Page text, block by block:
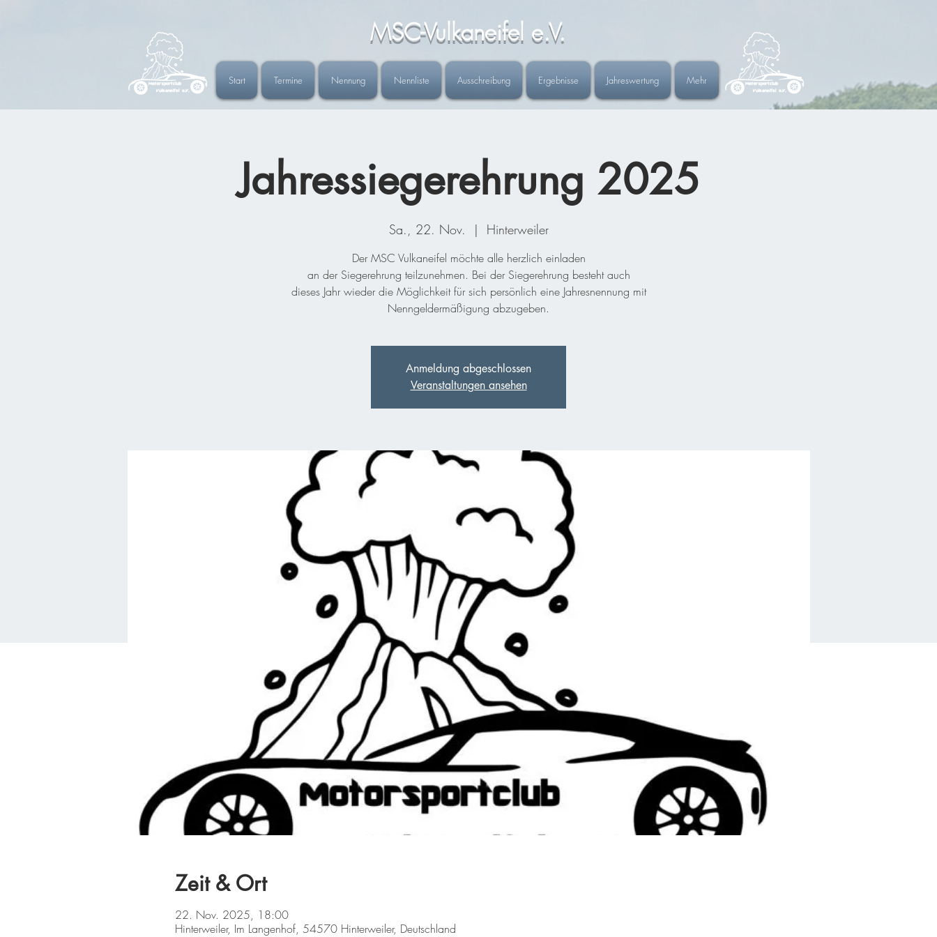
MSC-Vulkaneifel e.V.
Start Termine Nennung Nennliste Ausschreibung Ergebnisse Jahreswertung Mehr
Jahressiegerehrung 2025
Sa., 22. Nov.
  |
Hinterweiler
Der MSC Vulkaneifel möchte alle herzlich einladen
an der Siegerehrung teilzunehmen. Bei der Siegerehrung besteht auch
dieses Jahr wieder die Möglichkeit für sich persönlich eine Jahresnennung mit
Anmeldung abgeschlossen
Veranstaltungen ansehen
Zeit & Ort
22. Nov. 2025, 18:00
Hinterweiler, Im Langenhof, 54570 Hinterweiler, Deutschland